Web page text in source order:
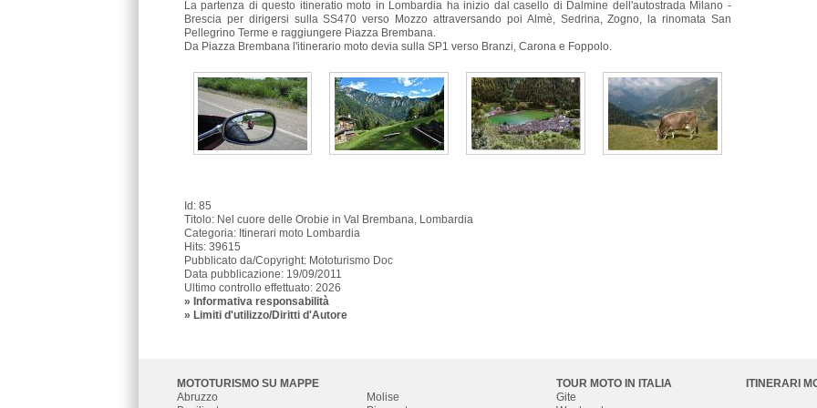
La partenza di questo itineratio moto in Lombardia ha inizio dal casello di Dalmine dell'autostrada Milano -
Brescia per dirigersi sulla SS470 verso Mozzo attraversando poi Almè, Sedrina, Zogno, la rinomata San
Pellegrino Terme e raggiungere Piazza Brembana.
Da Piazza Brembana l'itinerario moto devia sulla SP1 verso Branzi, Carona e Foppolo.
Id: 85
Titolo: Nel cuore delle Orobie in Val Brembana, Lombardia
Categoria: Itinerari moto Lombardia
Hits: 39615
Pubblicato da/Copyright: Mototurismo Doc
Data pubblicazione: 19/09/2011
Ultimo controllo effettuato: 2026
» Informativa responsabilità
» Limiti d'utilizzo/Diritti d'Autore
MOTOTURISMO SU MAPPE
Abruzzo
Molise
TOUR MOTO IN ITALIA
Gite
ITINERARI